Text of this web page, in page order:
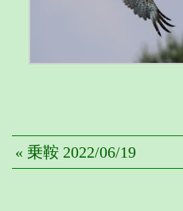
« 乗鞍 2022/06/19